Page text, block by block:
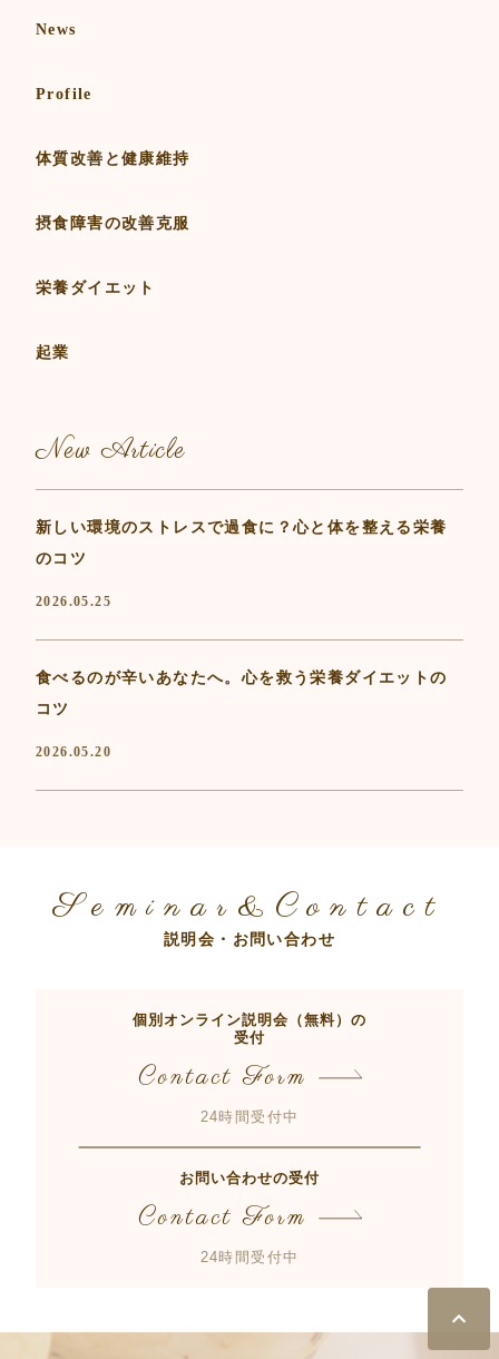
News
Profile
体質改善と健康維持
摂食障害の改善克服
栄養ダイエット
起業
New Article
新しい環境のストレスで過食に？心と体を整える栄養
のコツ
2026.05.25
食べるのが辛いあなたへ。心を救う栄養ダイエットの
コツ
2026.05.20
Seminar&Contact
説明会・お問い合わせ
個別オンライン説明会（無料）の
受付
Contact Form
24時間受付中
お問い合わせの受付
Contact Form
24時間受付中